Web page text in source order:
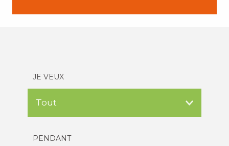
JE VEUX
PENDANT